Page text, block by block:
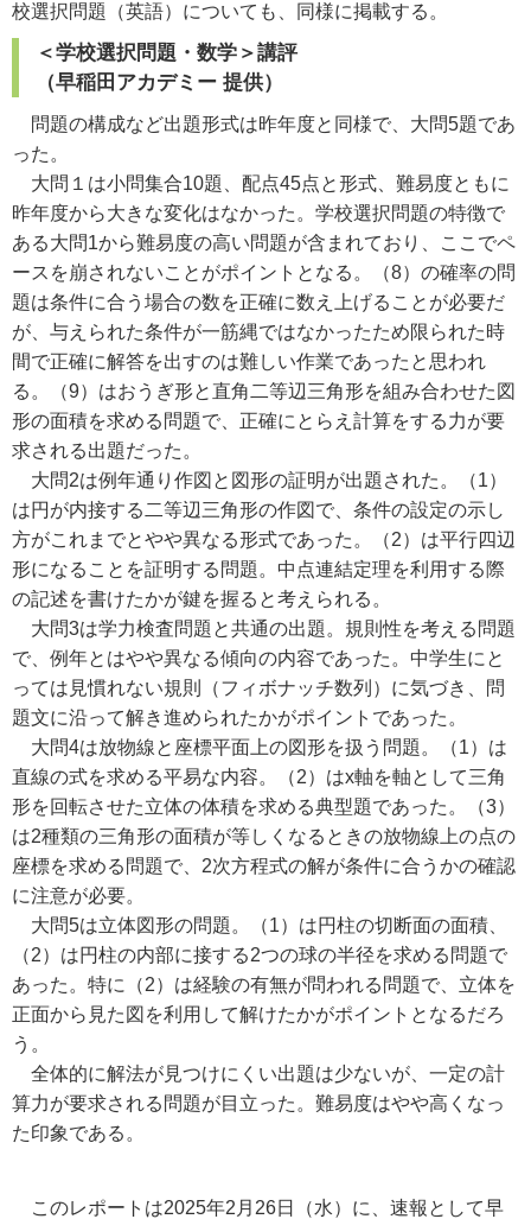
校選択問題（英語）についても、同様に掲載する。
＜学校選択問題・数学＞講評
（早稲田アカデミー 提供）
問題の構成など出題形式は昨年度と同様で、大問5題であ
った。
大問１は小問集合10題、配点45点と形式、難易度ともに
昨年度から大きな変化はなかった。学校選択問題の特徴で
ある大問1から難易度の高い問題が含まれており、ここでペ
ースを崩されないことがポイントとなる。（8）の確率の問
題は条件に合う場合の数を正確に数え上げることが必要だ
が、与えられた条件が一筋縄ではなかったため限られた時
間で正確に解答を出すのは難しい作業であったと思われ
る。（9）はおうぎ形と直角二等辺三角形を組み合わせた図
形の面積を求める問題で、正確にとらえ計算をする力が要
求される出題だった。
大問2は例年通り作図と図形の証明が出題された。（1）
は円が内接する二等辺三角形の作図で、条件の設定の示し
方がこれまでとやや異なる形式であった。（2）は平行四辺
形になることを証明する問題。中点連結定理を利用する際
の記述を書けたかが鍵を握ると考えられる。
大問3は学力検査問題と共通の出題。規則性を考える問題
で、例年とはやや異なる傾向の内容であった。中学生にと
っては見慣れない規則（フィボナッチ数列）に気づき、問
題文に沿って解き進められたかがポイントであった。
大問4は放物線と座標平面上の図形を扱う問題。（1）は
直線の式を求める平易な内容。（2）はx軸を軸として三角
形を回転させた立体の体積を求める典型題であった。（3）
は2種類の三角形の面積が等しくなるときの放物線上の点の
座標を求める問題で、2次方程式の解が条件に合うかの確認
に注意が必要。
大問5は立体図形の問題。（1）は円柱の切断面の面積、
（2）は円柱の内部に接する2つの球の半径を求める問題で
あった。特に（2）は経験の有無が問われる問題で、立体を
正面から見た図を利用して解けたかがポイントとなるだろ
う。
全体的に解法が見つけにくい出題は少ないが、一定の計
算力が要求される問題が目立った。難易度はやや高くなっ
た印象である。
このレポートは2025年2月26日（水）に、速報として早